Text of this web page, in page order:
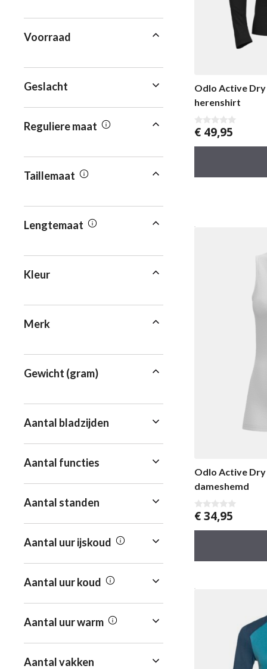
Odlo Active Dry
herenshirt
0
v
a
€49,95
Odlo Active Dry
dameshemd
0
v
a
€34,95
Voorraad
Geslacht
Reguliere maat
Taillemaat
Lengtemaat
Kleur
Merk
Gewicht (gram)
Aantal bladzijden
Aantal functies
Aantal standen
Aantal uur ijskoud
Aantal uur koud
Aantal uur warm
Aantal vakken